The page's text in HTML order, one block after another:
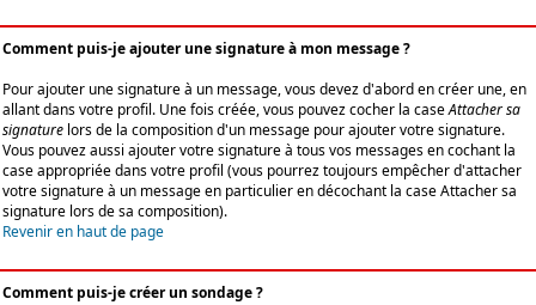
Comment puis-je ajouter une signature à mon message ?
Pour ajouter une signature à un message, vous devez d'abord en créer une, en
allant dans votre profil. Une fois créée, vous pouvez cocher la caseAttacher sa
signature lors de la composition d'un message pour ajouter votre signature.
Vous pouvez aussi ajouter votre signature à tous vos messages en cochant la
case appropriée dans votre profil (vous pourrez toujours empêcher d'attacher
votre signature à un message en particulier en décochant la case Attacher sa
signature lors de sa composition).
Revenir en haut de page
Comment puis-je créer un sondage ?